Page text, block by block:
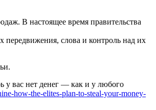
В настоящее время правительства
передвижения, слова и контроль над их
у вас нет денег — как и у любого
how-the-elites-plan-to-steal-your-money-